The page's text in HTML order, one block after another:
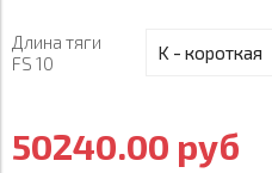
Длина тяги
FS 10
50240.00 руб